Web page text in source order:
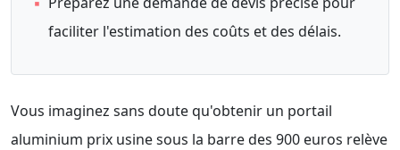
faciliter l'estimation des coûts et des délais.
Vous imaginez sans doute qu'obtenir un portail
aluminium prix usine sous la barre des 900 euros relève